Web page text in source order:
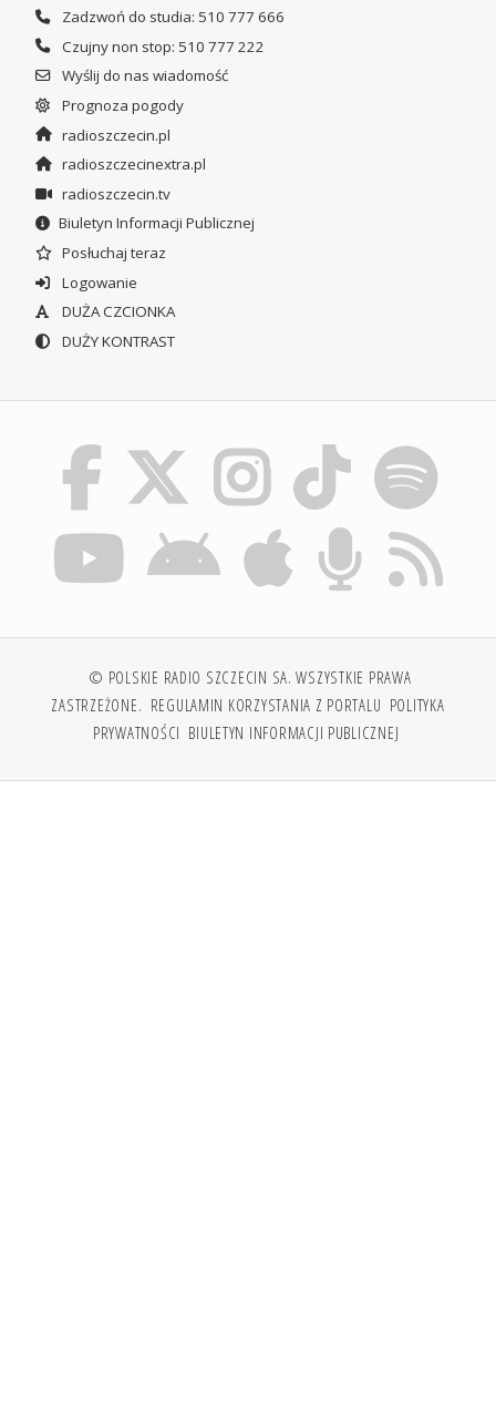
Zadzwoń do studia: 510 777 666
Czujny non stop: 510 777 222
Wyślij do nas wiadomość
Prognoza pogody
radioszczecin.pl
radioszczecinextra.pl
radioszczecin.tv
Biuletyn Informacji Publicznej
Posłuchaj teraz
Logowanie
DUŻA CZCIONKA
DUŻY KONTRAST
© POLSKIE RADIO SZCZECIN SA. WSZYSTKIE PRAWA
ZASTRZEŻONE. REGULAMIN KORZYSTANIA Z PORTALU POLITYKA
PRYWATNOŚCI BIULETYN INFORMACJI PUBLICZNEJ